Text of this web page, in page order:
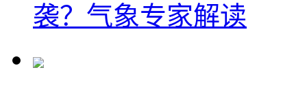
袭？气象专家解读